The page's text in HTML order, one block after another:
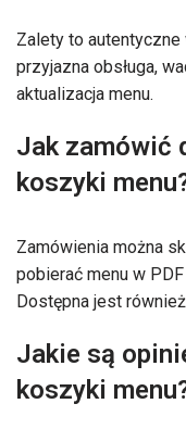
Zalety to autentyczne
przyjazna obsługa,
aktualizacja menu.
Jak zamówić
koszyki
Zamówienia można
pobierać menu w
Dostępna jest
Jakie są
koszyki